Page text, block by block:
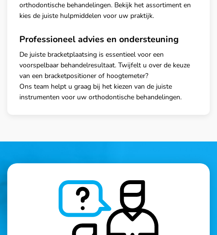
orthodontische behandelingen. Bekijk het assortiment en
kies de juiste hulpmiddelen voor uw praktijk.
Professioneel advies en ondersteuning
De juiste bracketplaatsing is essentieel voor een
voorspelbaar behandelresultaat. Twijfelt u over de keuze
van een bracketpositioner of hoogtemeter?
Ons team helpt u graag bij het kiezen van de juiste
instrumenten voor uw orthodontische behandelingen.